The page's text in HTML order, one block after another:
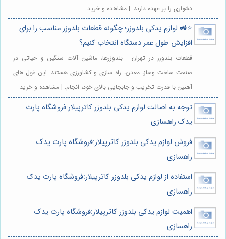
دشواری را بر عهده دارند. | مشاهده و خرید
⭐️🚜 لوازم یدکی بلدوزر؛ چگونه قطعات بلدوزر مناسب را برای
افزایش طول عمر دستگاه انتخاب کنیم؟
قطعات بلدوزر در تهران - بلدوزرها، ماشین آلات سنگین و حیاتی در
صنعت ساخت وساز، معدن، راه سازی و کشاورزی هستند. این غول های
آهنین با قدرت تخریب و جابجایی بالای خود، انجام. | مشاهده و خرید
توجه به اصالت لوازم یدکی بلدوزر کاترپیلار:فروشگاه پارت
یدک راهسازی
فروش لوازم یدکی بلدوزر کاترپیلار:فروشگاه پارت یدک
راهسازی
استفاده از لوازم یدکی بلدوزر کاترپیلار:فروشگاه پارت یدک
راهسازی
اهمیت لوازم یدکی بلدوزر کاترپیلار:فروشگاه پارت یدک
راهسازی